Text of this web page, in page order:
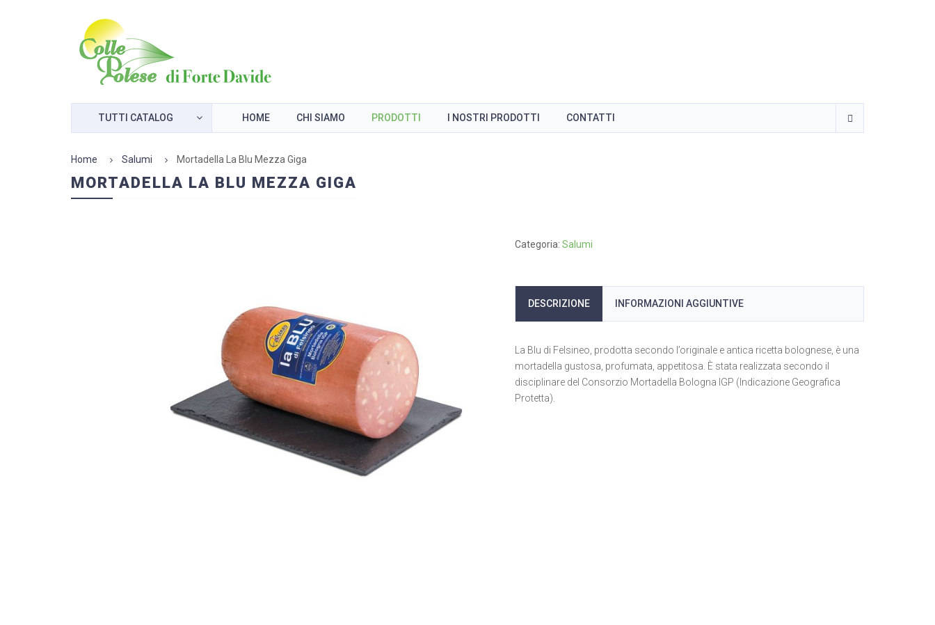
TUTTI CATALOG HOME CHI SIAMO PRODOTTI I NOSTRI PRODOTTI CONTATTI
Home Salumi Mortadella La Blu Mezza Giga
MORTADELLA LA BLU MEZZA GIGA
Categoria:Salumi
DESCRIZIONE INFORMAZIONI AGGIUNTIVE
La Blu di Felsineo, prodotta secondo l’originale e antica ricetta bolognese, è una
mortadella gustosa, profumata, appetitosa. È stata realizzata secondo il
disciplinare del Consorzio Mortadella Bologna IGP (Indicazione Geografica
Protetta).